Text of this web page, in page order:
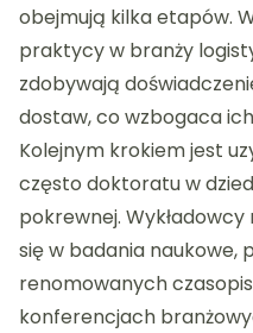
obejmują kilka etapów.
praktycy w branży
zdobywają
dostaw, co wzbogaca
Kolejnym krokiem jest
często doktoratu w
pokrewnej.
się w badania naukowe,
renomowanych
konferencjach